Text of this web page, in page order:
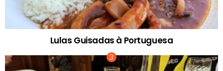
Lulas Guisadas à Portuguesa